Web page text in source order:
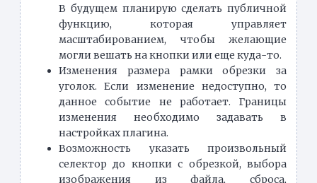
В будущем планирую сделать публичной
функцию, которая управляет
масштабированием, чтобы желающие
могли вешать на кнопки или еще куда-то.
Изменения размера рамки обрезки за
уголок. Если изменение недоступно, то
данное событие не работает. Границы
изменения необходимо задавать в
настройках плагина.
Возможность указать произвольный
селектор до кнопки с обрезкой, выбора
изображения из файла, сброса,